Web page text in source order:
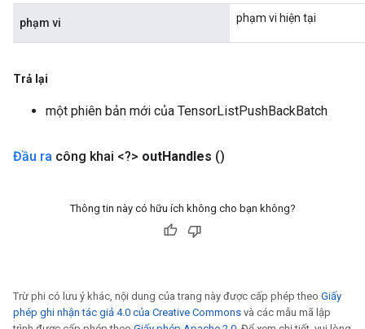
phạm vi phạm vi hiện tại
Trả lại
một phiên bản mới của TensorListPushBackBatch
Đầu ra công khai <?> outHandles ()
Thông tin này có hữu ích không cho bạn không?
Trừ phi có lưu ý khác, nội dung của trang này được cấp phép theo Giấy
phép ghi nhận tác giả 4.0 của Creative Commons và các mẫu mã lập